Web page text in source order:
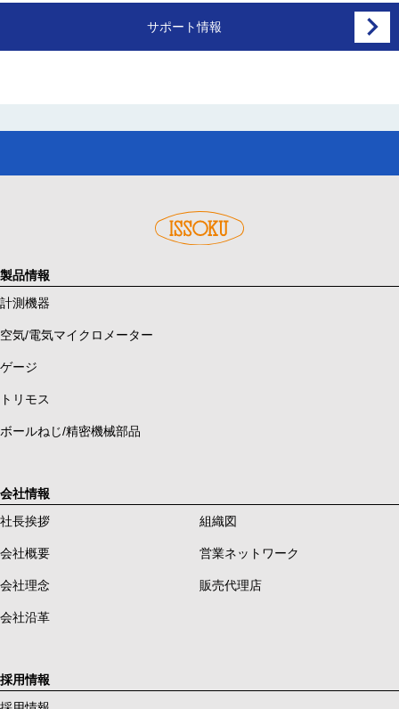
サポート情報
製品情報
計測機器
空気/電気マイクロメーター
ゲージ
トリモス
ボールねじ/精密機械部品
会社情報
社長挨拶
組織図
会社概要 営業ネットワーク
会社理念 販売代理店
会社沿革
採用情報